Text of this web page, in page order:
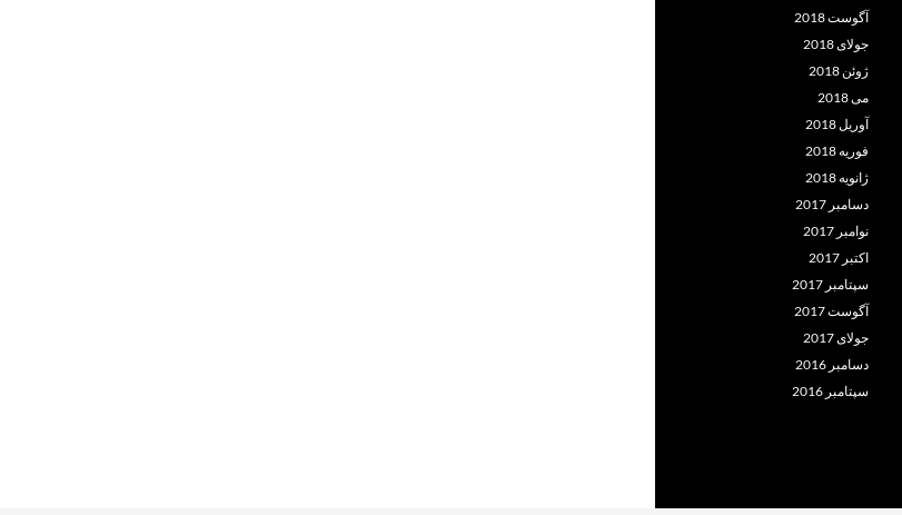
آگوست 2018
جولای 2018
ژوئن 2018
می 2018
آوریل 2018
فوریه 2018
ژانویه 2018
دسامبر 2017
نوامبر 2017
اکتبر 2017
سپتامبر 2017
آگوست 2017
جولای 2017
دسامبر 2016
سپتامبر 2016